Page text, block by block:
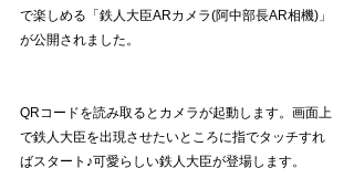
で楽しめる「鉄人大臣ARカメラ(阿中部長AR相機)」
が公開されました。
QRコードを読み取るとカメラが起動します。画面上
で鉄人大臣を出現させたいところに指でタッチすれ
ばスタート♪可愛らしい鉄人大臣が登場します。